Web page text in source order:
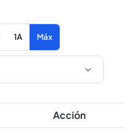
1A Máx
Acción